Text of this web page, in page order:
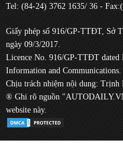
Tel: (84-24) 3762 1635/ 36 -
Giấy phép số 916/GP-TTĐT, Sở
ngày 09/3/2017.
Licence No. 916/GP-TTĐT dated
Information and Communications.
Chịu trách nhiệm nội dung: Trịnh
® Ghi rõ nguồn
website này.